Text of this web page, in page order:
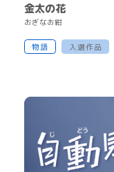
金太の花
おぎなお紺
物語 入選作品